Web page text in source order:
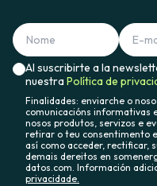
Al suscribirte a la
nuestraPolítica de
Finalidades: enviarche o
comunicacións informativas
nosos produtos, servizos e
retirar o teu consentimento
así como acceder, rectificar,
demais dereitos en
datos.com. Información
privacidade.